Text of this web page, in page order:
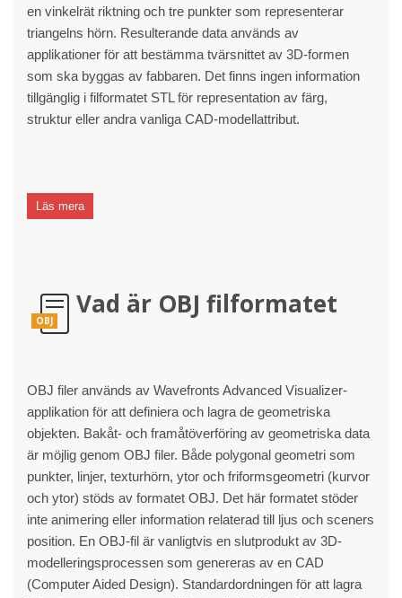
en vinkelrät riktning och tre punkter som representerar
triangelns hörn. Resulterande data används av
applikationer för att bestämma tvärsnittet av 3D-formen
som ska byggas av fabbaren. Det finns ingen information
tillgänglig i filformatet STL för representation av färg,
struktur eller andra vanliga CAD-modellattribut.
Läs mera
OBJ
Vad är OBJ filformatet
OBJ filer används av Wavefronts Advanced Visualizer-
applikation för att definiera och lagra de geometriska
objekten. Bakåt- och framåtöverföring av geometriska data
är möjlig genom OBJ filer. Både polygonal geometri som
punkter, linjer, texturhörn, ytor och friformsgeometri (kurvor
och ytor) stöds av formatet OBJ. Det här formatet stöder
inte animering eller information relaterad till ljus och sceners
position. En OBJ-fil är vanligtvis en slutprodukt av 3D-
modelleringsprocessen som genereras av en CAD
(Computer Aided Design). Standardordningen för att lagra